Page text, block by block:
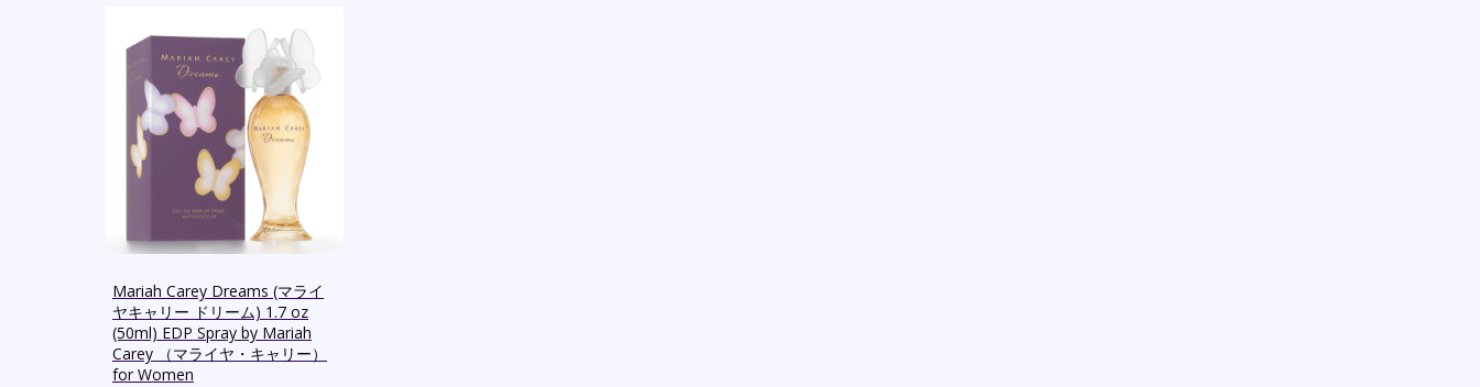
Mariah Carey Dreams (マライ
ヤキャリー ドリーム) 1.7 oz
(50ml) EDP Spray by Mariah
Carey （マライヤ・キャリー）
for Women